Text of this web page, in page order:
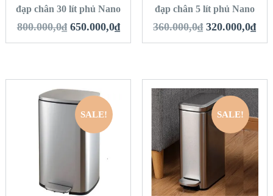
đạp chân 30 lít phủ Nano
800.000,0₫ 650.000,0₫
đạp chân 5 lít phủ Nano
360.000,0₫ 320.000,0₫
SALE!
QUICK LOOK
VIEW DETAILS
THÊM VÀO GIỎ
HÀNG
SALE!
QUICK LOOK
VIEW DETAILS
THÊM VÀO GIỎ
HÀNG